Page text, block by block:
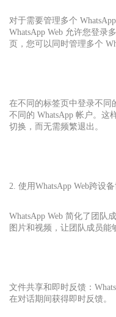
对于需要管理多个
WhatsApp Web 允许您登录
页，您可以同时管理多个
在不同的标签页中登录不同
不同的 WhatsApp 帐户。这
切换，而无需频繁退出。
2. 使用WhatsApp Web跨设
WhatsApp Web 简化了团队
图片和视频，让团队成员能
文件共享和即时反馈：
在对话期间获得即时反馈。